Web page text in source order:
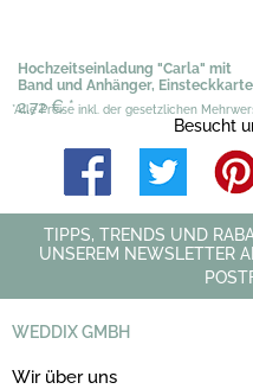
Hochzeitseinladung "Carla" mit
Band und Anhänger, Einsteckkarte
2,72 €*
*Alle Preise inkl. der gesetzlichen
Besucht
TIPPS, TRENDS UND
UNSEREM NEWSLETTER
WEDDIX GMBH
Wir über uns